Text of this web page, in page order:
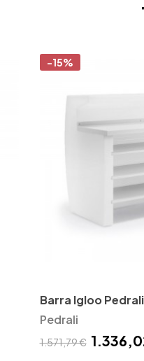
-15%
Barra Igloo Pedrali
Pedrali
1.571,79 €